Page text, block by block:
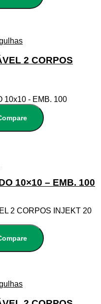
2 CORPOS
10×10 – EMB. 100